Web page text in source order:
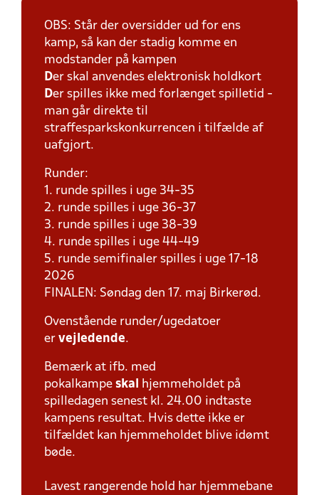
OBS: Står der oversidder ud for ens
kamp, så kan der stadig komme en
modstander på kampen
Der skal anvendes elektronisk holdkort
Der spilles ikke med forlænget spilletid -
man går direkte til
straffesparkskonkurrencen i tilfælde af
uafgjort.
Runder:
1. runde spilles i uge 34-35
2. runde spilles i uge 36-37
3. runde spilles i uge 38-39
4. runde spilles i uge 44-49
5. runde semifinaler spilles i uge 17-18
2026
FINALEN: Søndag den 17. maj Birkerød.
Ovenstående runder/ugedatoer
er vejledende.
Bemærk at ifb. med
pokalkampe skal
hjemmeholdet på
spilledagen senest kl. 24.00 indtaste
kampens resultat. Hvis dette ikke er
tilfældet kan hjemmeholdet blive idømt
bøde.
Lavest rangerende hold har hjemmebane